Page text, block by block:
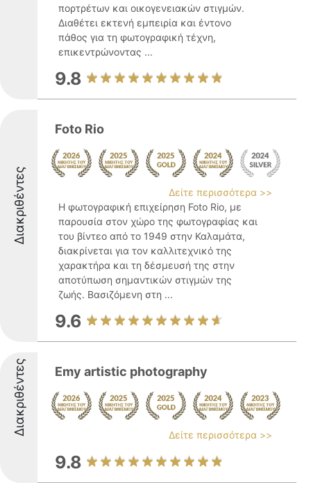
πορτρέτων και οικογενειακών στιγμών.
Διαθέτει εκτενή εμπειρία και έντονο
πάθος για τη φωτογραφική τέχνη,
επικεντρώνοντας ...
9.8
Διακριθέντες
Foto Rio
Δείτε περισσότερα >>
Η φωτογραφική επιχείρηση Foto Rio, με
παρουσία στον χώρο της φωτογραφίας και
του βίντεο από το 1949 στην Καλαμάτα,
διακρίνεται για τον καλλιτεχνικό της
χαρακτήρα και τη δέσμευσή της στην
αποτύπωση σημαντικών στιγμών της
ζωής. Βασιζόμενη στη ...
9.6
Διακριθέντες Emy artistic photography
Δείτε περισσότερα >>
9.8